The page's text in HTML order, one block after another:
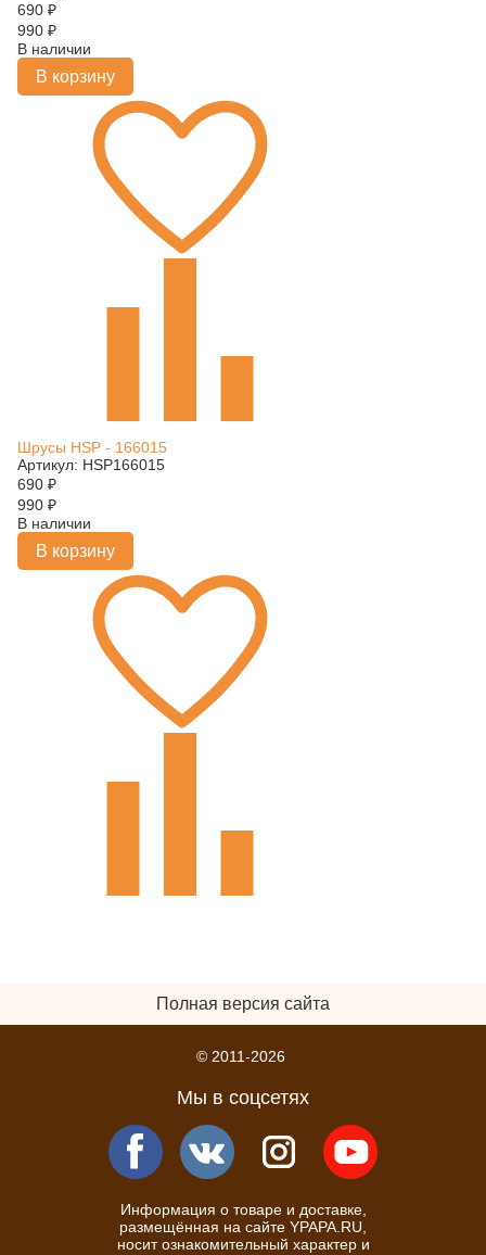
690 ₽
990 ₽
В наличии
В корзину
Шрусы HSP - 166015
Артикул: HSP166015
690 ₽
990 ₽
В наличии
В корзину
Полная версия сайта
© 2011-2026
Мы в соцсетях
Информация о товаре и доставке,
размещённая на сайте YPAPA.RU,
носит ознакомительный характер и